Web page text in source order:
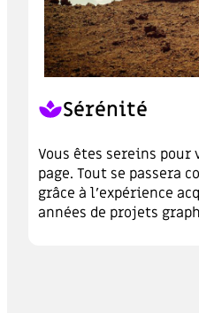
Sérénité
Vous êtes sereins
page. Tout se passera
grâce à l’expérience
années de projets